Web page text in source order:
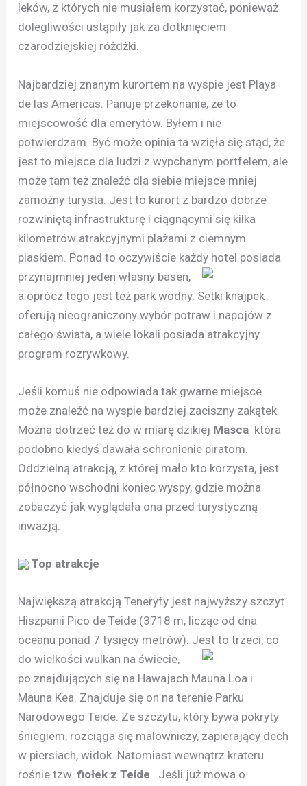
leków, z których nie musiałem korzystać, ponieważ
dolegliwości ustąpiły jak za dotknięciem
czarodziejskiej różdżki.
Najbardziej znanym kurortem na wyspie jest Playa
de las Americas. Panuje przekonanie, że to
miejscowość dla emerytów. Byłem i nie
potwierdzam. Być może opinia ta wzięła się stąd, że
jest to miejsce dla ludzi z wypchanym portfelem, ale
może tam też znaleźć dla siebie miejsce mniej
zamożny turysta. Jest to kurort z bardzo dobrze
rozwiniętą infrastrukturę i ciągnącymi się kilka
kilometrów atrakcyjnymi plażami z ciemnym
piaskiem. Ponad to oczywiście każdy hotel posiada
przynajmniej jeden własny basen,
a oprócz tego jest też park wodny. Setki knajpek
oferują nieograniczony wybór potraw i napojów z
całego świata, a wiele lokali posiada atrakcyjny
program rozrywkowy.
Jeśli komuś nie odpowiada tak gwarne miejsce
może znaleźć na wyspie bardziej zaciszny zakątek.
Można dotrzeć też do w miarę dzikiej Masca która
podobno kiedyś dawała schronienie piratom.
Oddzielną atrakcją, z której mało kto korzysta, jest
północno wschodni koniec wyspy, gdzie można
zobaczyć jak wyglądała ona przed turystyczną
inwazją.
Top atrakcje
Największą atrakcją Teneryfy jest najwyższy szczyt
Hiszpanii Pico de Teide (3718 m, licząc od dna
oceanu ponad 7 tysięcy metrów). Jest to trzeci, co
do wielkości wulkan na świecie,
po znajdujących się na Hawajach Mauna Loa i
Mauna Kea. Znajduje się on na terenie Parku
Narodowego Teide. Ze szczytu, który bywa pokryty
śniegiem, rozciąga się malowniczy, zapierający dech
w piersiach, widok. Natomiast wewnątrz krateru
rośnie tzw.fiołek z Teide . Jeśli już mowa o